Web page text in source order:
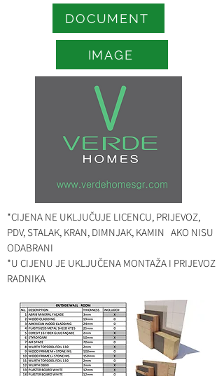
DOCUMENT
IMAGE
*CIJENA NE UKLJUČUJE LICENCU, PRIJEVOZ,
PDV, STALAK, KRAN, DIMNJAK, KAMIN AKO NISU
ODABRANI
*U CIJENU JE UKLJUČENA MONTAŽA I PRIJEVOZ
RADNIKA